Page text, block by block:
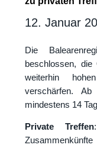
12. Januar
Die
beschlossen, die
weiterhin
verschärfen.
mindestens 14
Private Treffen